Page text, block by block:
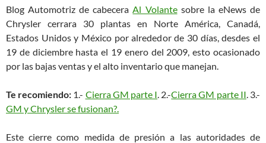
Blog Automotriz de cabeceraAl Volantesobre la eNews de
Chrysler cerrara 30 plantas en Norte América, Canadá,
Estados Unidos y México por alrededor de 30 días, desdes el
19 de diciembre hasta el 19 enero del 2009, esto ocasionado
por las bajas ventas y el alto inventario que manejan.
Te recomiendo: 1.- Cierra GM parte I. 2.-Cierra GM parte II. 3.-
GM y Chrysler se fusionan?.
Este cierre como medida de presión a las autoridades de